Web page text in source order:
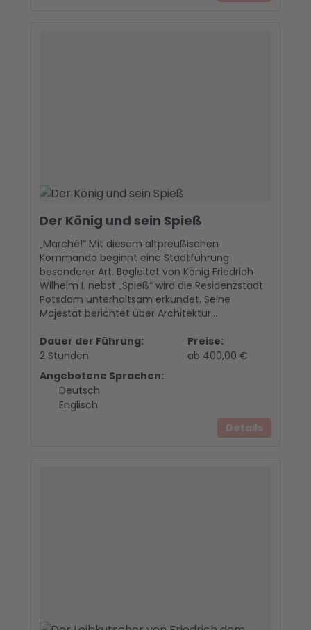
Der König und sein Spieß
„Marché!“ Mit diesem altpreußischen
Kommando beginnt eine Stadtführung
besonderer Art. Begleitet von König Friedrich
Wilhelm I. nebst „Spieß“ wird die Residenzstadt
Potsdam unterhaltsam erkundet. Seine
Majestät berichtet über Architektur...
Dauer der Führung:
2 Stunden
Angebotene Sprachen:
Deutsch
Englisch
Preise:
ab 400,00 €
Details